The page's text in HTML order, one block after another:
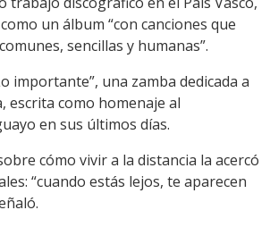
un álbum “con canciones que
sencillas y humanas”.
importante”, una zamba dedicada a
escrita como homenaje al
en sus últimos días.
cómo vivir a la distancia la acercó
“cuando estás lejos, te aparecen